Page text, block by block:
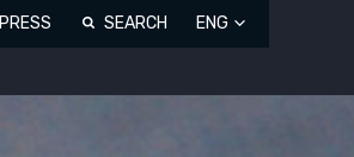
PRESS SEARCH ENG